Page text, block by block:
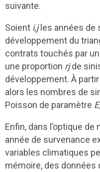
suivante.
Soient i,jles années de
développement du
contrats touchés par
une proportion rjde
développement. À
alors les nombres de
Poisson de paramètre
Enfin, dans l’optique
année de survenance
variables climatiques
mémoire, des données